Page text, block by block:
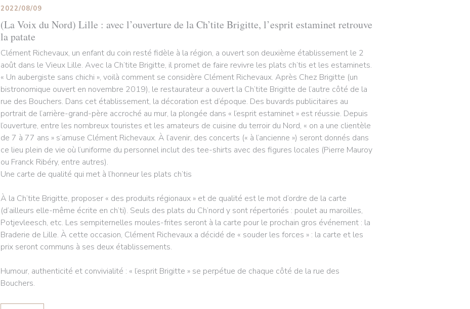
(La Voix du Nord) Lille : avec l’ouverture de la Ch’tite Brigitte, l’esprit estaminet retrouve
la patate
2022/08/09
Clément Richevaux, un enfant du coin resté fidèle à la région, a ouvert son deuxième établissement le 2
août dans le Vieux Lille. Avec la Ch’tite Brigitte, il promet de faire revivre les plats ch’tis et les estaminets.
« Un aubergiste sans chichi », voilà comment se considère Clément Richevaux. Après Chez Brigitte (un
bistronomique ouvert en novembre 2019), le restaurateur a ouvert la Ch’tite Brigitte de l’autre côté de la
rue des Bouchers. Dans cet établissement, la décoration est d’époque. Des buvards publicitaires au
portrait de l’arrière-grand-père accroché au mur, la plongée dans « l’esprit estaminet » est réussie. Depuis
l’ouverture, entre les nombreux touristes et les amateurs de cuisine du terroir du Nord, « on a une clientèle
de 7 à 77 ans » s’amuse Clément Richevaux. À l’avenir, des concerts (« à l’ancienne ») seront donnés dans
ce lieu plein de vie où l’uniforme du personnel inclut des tee-shirts avec des figures locales (Pierre Mauroy
ou Franck Ribéry, entre autres).
Une carte de qualité qui met à l’honneur les plats ch’tis
À la Ch’tite Brigitte, proposer « des produits régionaux » et de qualité est le mot d’ordre de la carte
(d’ailleurs elle-même écrite en ch’ti). Seuls des plats du Ch’nord y sont répertoriés : poulet au maroilles,
Potjevleesch, etc. Les sempiternelles moules-frites seront à la carte pour le prochain gros événement : la
Braderie de Lille. À cette occasion, Clément Richevaux a décidé de « souder les forces » : la carte et les
prix seront communs à ses deux établissements.
Humour, authenticité et convivialité : « l’esprit Brigitte » se perpétue de chaque côté de la rue des
Bouchers.